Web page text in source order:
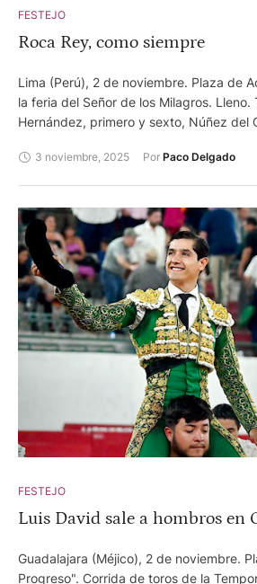
FESTEJO
Roca Rey, como siempre
Lima (Perú), 2 de noviembre. Plaza de
la feria del Señor de los Milagros. Lleno.
Hernández, primero y sexto, Núñez del
Andrés Roca Rey, que actuó como único
3 noviembre, 2025 Por Paco Delgado
FESTEJO
Luis David sale a hombros en
Guadalajara (Méjico), 2 de noviembre.
Progreso". Corrida de toros de la